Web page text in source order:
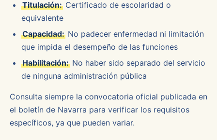
Titulación: Certificado de escolaridad o
equivalente
Capacidad: No padecer enfermedad ni limitación
que impida el desempeño de las funciones
Habilitación: No haber sido separado del servicio
de ninguna administración pública
Consulta siempre la convocatoria oficial publicada en
el boletín de Navarra para verificar los requisitos
específicos, ya que pueden variar.